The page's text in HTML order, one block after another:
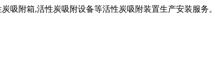
吸附箱,活性炭吸附设备等活性炭吸附装置生产安装服务